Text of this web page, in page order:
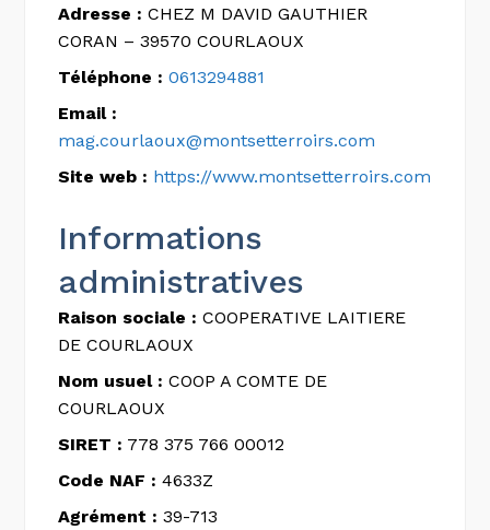
Adresse : CHEZ M DAVID GAUTHIER
CORAN – 39570 COURLAOUX
Téléphone : 0613294881
Email :
mag.courlaoux@montsetterroirs.com
Site web : https://www.montsetterroirs.com
Informations
administratives
Raison sociale : COOPERATIVE LAITIERE
DE COURLAOUX
Nom usuel : COOP A COMTE DE
COURLAOUX
SIRET : 778 375 766 00012
Code NAF : 4633Z
Agrément : 39-713